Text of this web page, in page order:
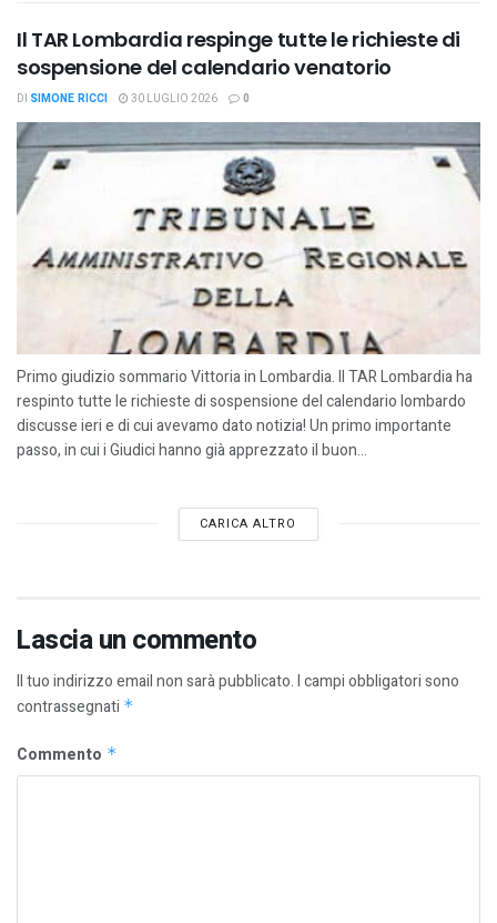
Il TAR Lombardia respinge tutte le richieste di
sospensione del calendario venatorio
DI SIMONE RICCI 30 LUGLIO 2026 0
Primo giudizio sommario Vittoria in Lombardia. Il TAR Lombardia ha
respinto tutte le richieste di sospensione del calendario lombardo
discusse ieri e di cui avevamo dato notizia! Un primo importante
passo, in cui i Giudici hanno già apprezzato il buon...
CARICA ALTRO
Lascia un commento
Il tuo indirizzo email non sarà pubblicato.I campi obbligatori sono
contrassegnati *
Commento *